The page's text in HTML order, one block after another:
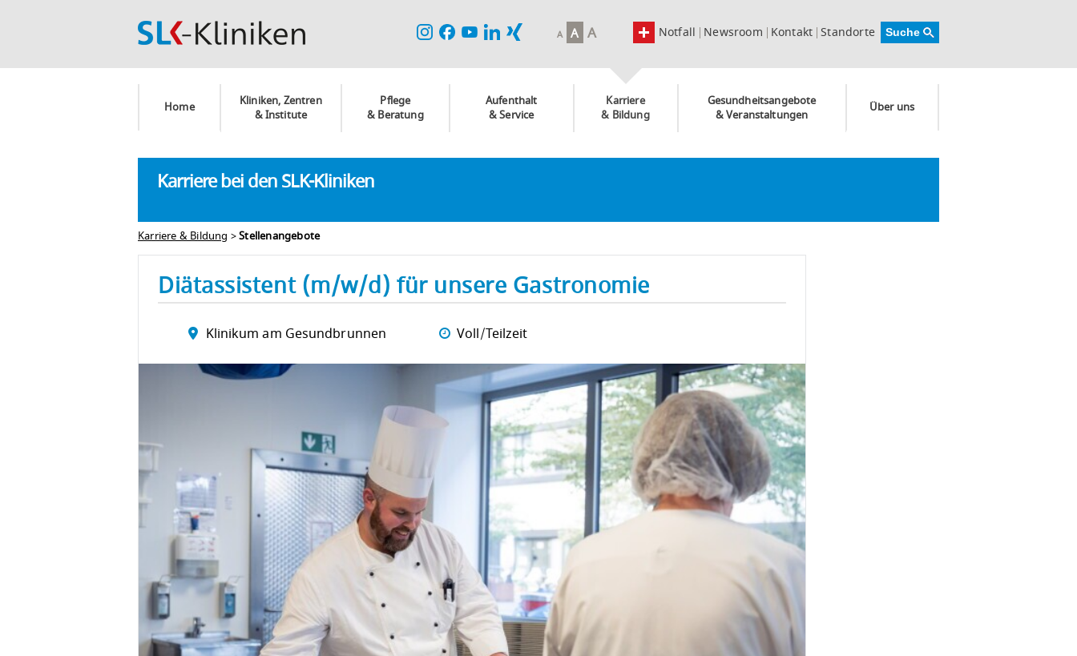
Newsroom Kontakt Standorte
Notfall
A A A
Home
Kliniken, Zentren
& Institute
Pflege
& Beratung
Aufenthalt
& Service
Karriere
& Bildung
Gesundheitsangebote
& Veranstaltungen
Über uns
Karriere bei den SLK-Kliniken
Karriere & Bildung >Stellenangebote
Diätassistent (m/w/d) für unsere Gastronomie
Klinikum am Gesundbrunnen Voll/Teilzeit